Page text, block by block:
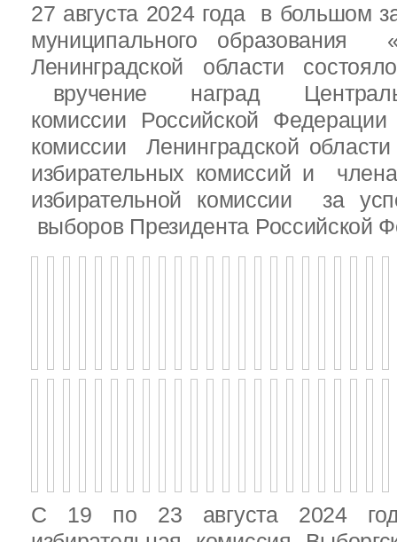
27 августа 2024 года в большом
муниципального образования
Ленинградской области
вручение наград
комиссии Российской
комиссии Ленинградской
избирательных комиссий и
избирательной комиссии за
выборов Президента Российской
С 19 по 23 августа 2024